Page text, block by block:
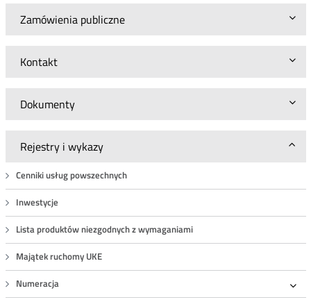
Zamówienia publiczne
Kontakt
Dokumenty
Rejestry i wykazy
Cenniki usług powszechnych
Inwestycje
Lista produktów niezgodnych z wymaganiami
Majątek ruchomy UKE
Numeracja